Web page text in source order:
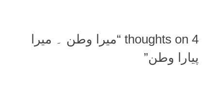
4 thoughts on “
میرا وطن ۔ میرا
پیارا وطن”